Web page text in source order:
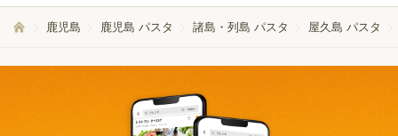
鹿児島 鹿児島 パスタ 諸島・列島 パスタ 屋久島 パスタ